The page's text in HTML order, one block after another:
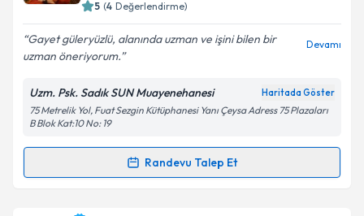
E-posta Adresiniz
Kişisel verilerimin işlenmesine ilişkinAydınlatma
Metni'ni okudum ve kişisel verilerimin belirtilen
kapsamda işlenmesini kabul ediyorum.
5 (4 Değerlendirme)
Gayet güleryüzlü, alanında uzman ve işini bilen bir
uzman öneriyorum.
Devamı
Uzm. Psk. Sadık SUN Muayenehanesi Haritada Göster
75 Metrelik Yol, Fuat Sezgin Kütüphanesi Yanı Çeysa Adress 75 Plazaları
B Blok Kat:10 No: 19
Randevu Talep Et
Randevu Takvimi Talebi